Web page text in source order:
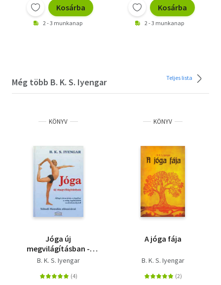
Kosárba
2 - 3 munkanap
Kosárba
2 - 3 munkanap
Még több B. K. S. Iyengar Teljes lista
KÖNYV
Jóga új
megvilágításban -
Átfogó útmutatás a
legkiválóbb
B. K. S. Iyengar
KÖNYV
A jóga fája
B. K. S. Iyengar